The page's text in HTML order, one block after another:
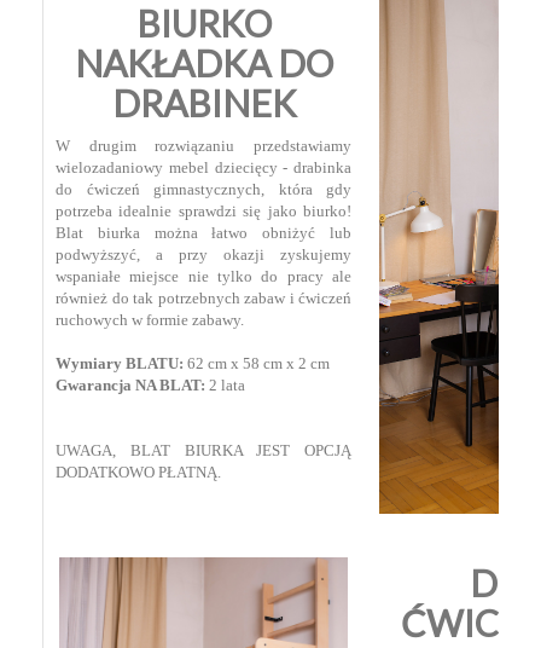
BIURKO
NAKŁADKA DO
DRABINEK
W drugim rozwiązaniu przedstawiamy
wielozadaniowy mebel dziecięcy - drabinka
do ćwiczeń gimnastycznych, która gdy
potrzeba idealnie sprawdzi się jako biurko!
Blat biurka można łatwo obniżyć lub
podwyższyć, a przy okazji zyskujemy
wspaniałe miejsce nie tylko do pracy ale
również do tak potrzebnych zabaw i ćwiczeń
ruchowych w formie zabawy.
Wymiary BLATU: 62 cm x 58 cm x 2 cm
Gwarancja NA BLAT: 2 lata
UWAGA, BLAT BIURKA JEST OPCJĄ
DODATKOWO PŁATNĄ.